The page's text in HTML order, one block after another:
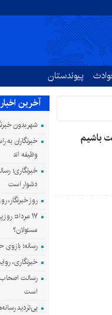
پیوندستان
باشیم
آخرین اخبار
شهر بدون
خبرنگاران
وظیفه اند
خبرنگاری؛
دشوار است
روز
۱۷ مرداد؛
مسئولان؟
رسانه؛ بازوی
خبرنگاری،
رسالت اصحاب
است
بی‌تردید